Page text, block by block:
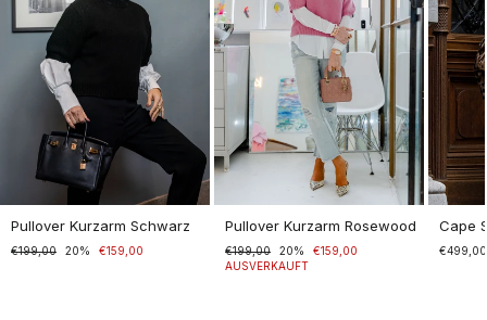
Pullover Kurzarm Schwarz
Normaler
€199,00
Sonderpreis20% €159,00
Pullover Kurzarm Rosewood
Normaler
Preis
€199,00
Sonderpreis20%
€159,00
AUSVERKAUFT
Cape
€499,00